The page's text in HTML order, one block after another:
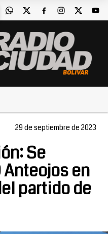
29 de septiembre de 2023
Se
en
partido de